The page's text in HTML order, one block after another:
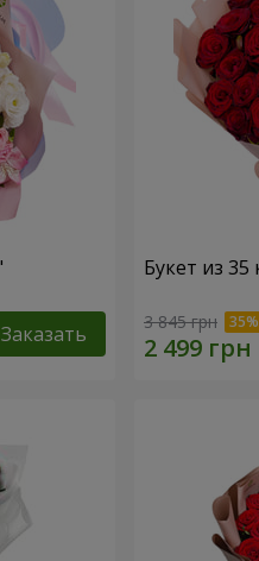
Заказать
Букет из 35
3 845 грн